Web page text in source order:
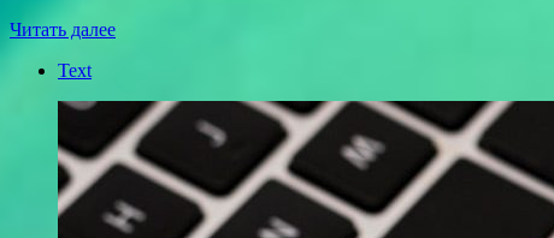
Читать далее
Text